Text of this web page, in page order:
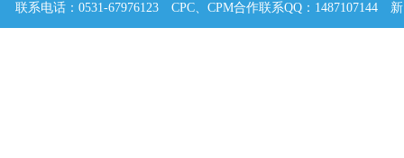
联系电话：0531-67976123 CPC、CPM合作联系QQ：1487107144